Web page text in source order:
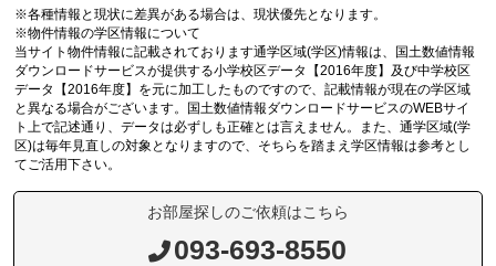
※各種情報と現状に差異がある場合は、現状優先となります。
※物件情報の学区情報について
当サイト物件情報に記載されております通学区域(学区)情報は、国土数値情報
ダウンロードサービスが提供する小学校区データ【2016年度】及び中学校区
データ【2016年度】を元に加工したものですので、記載情報が現在の学区域
と異なる場合がございます。国土数値情報ダウンロードサービスのWEBサイ
ト上で記述通り、データは必ずしも正確とは言えません。また、通学区域(学
区)は毎年見直しの対象となりますので、そちらを踏まえ学区情報は参考とし
てご活用下さい。
お部屋探しのご依頼はこちら
093-693-8550